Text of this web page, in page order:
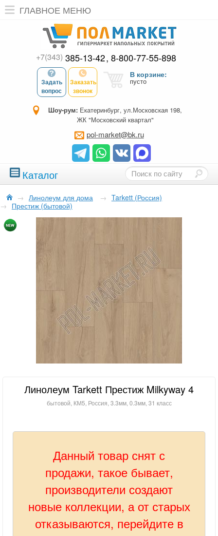
ГЛАВНОЕ МЕНЮ
+7(343) 385-13-42 8-800-77-55-898
Задать
вопрос
Заказать
звонок
В корзине:
пусто
Шоу-рум: Екатеринбург, ул.Московская 198,
ЖК "Московский квартал"
pol-market@bk.ru
Каталог
→ Линолеум для дома → Tarkett (Россия)
→ Престиж (бытовой)
Линолеум Tarkett Престиж Milkyway 4
бытовой, КМ5, Россия, 3.3мм, 0.3мм, 31 класс
Данный товар снят с
продажи, такое бывает,
производители создают
новые коллекции, а от старых
отказываются, перейдите в